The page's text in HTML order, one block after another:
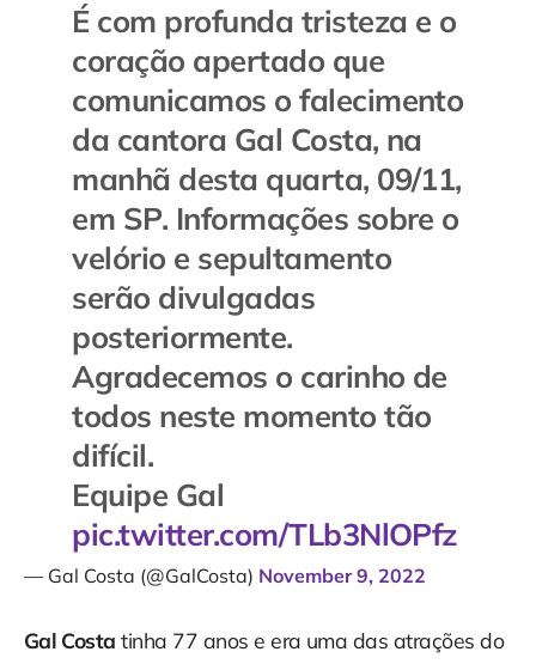
É com profunda tristeza e o
coração apertado que
comunicamos o falecimento
da cantora Gal Costa, na
manhã desta quarta, 09/11,
em SP. Informações sobre o
velório e sepultamento
serão divulgadas
posteriormente.
Agradecemos o carinho de
todos neste momento tão
difícil.
Equipe Gal
pic.twitter.com/TLb3NlOPfz
— Gal Costa (@GalCosta) November 9, 2022
Gal Costa tinha 77 anos e era uma das atrações do